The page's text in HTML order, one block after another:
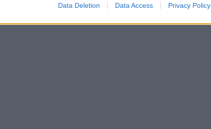
Data Deletion Data Access Privacy Policy